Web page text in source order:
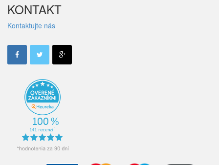
KONTAKT
Kontaktujte nás